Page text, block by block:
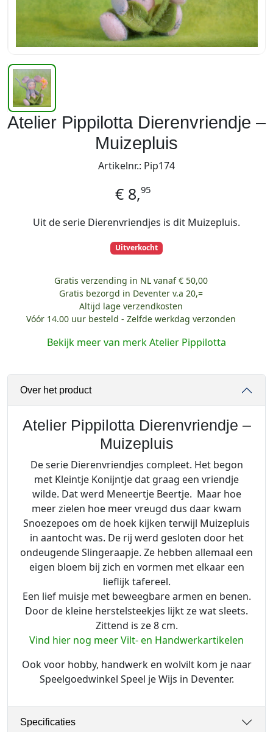
Atelier Pippilotta Dierenvriendje –
Muizepluis
Artikelnr.: Pip174
€ 8,95
Uit de serie Dierenvriendjes is dit Muizepluis.
Uitverkocht
Gratis verzending in NL vanaf € 50,00
Gratis bezorgd in Deventer v.a 20,=
Altijd lage verzendkosten
Vóór 14.00 uur besteld - Zelfde werkdag verzonden
Bekijk meer van merk Atelier Pippilotta
Over het product
Atelier Pippilotta Dierenvriendje –
Muizepluis
De serie Dierenvriendjes compleet. Het begon
met Kleintje Konijntje dat graag een vriendje
wilde. Dat werd Meneertje Beertje. Maar hoe
meer zielen hoe meer vreugd dus daar kwam
Snoezepoes om de hoek kijken terwijl Muizepluis
in aantocht was. De rij werd gesloten door het
ondeugende Slingeraapje. Ze hebben allemaal een
eigen bloem bij zich en vormen met elkaar een
lieflijk tafereel.
Een lief muisje met beweegbare armen en benen.
Door de kleine herstelsteekjes lijkt ze wat sleets.
Zittend is ze 8 cm.
Vind hier nog meer Vilt- en Handwerkartikelen
Ook voor hobby, handwerk en wolvilt kom je naar
Speelgoedwinkel Speel je Wijs in Deventer.
Specificaties